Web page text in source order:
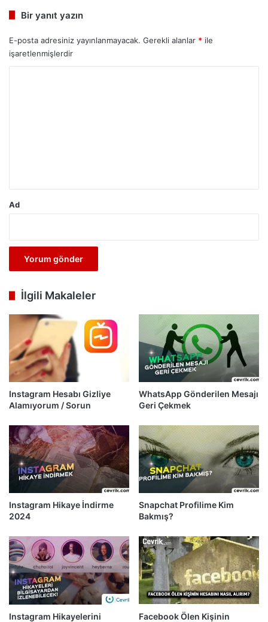
Bir yanıt yazın
E-posta adresiniz yayınlanmayacak. Gerekli alanlar * ile
işaretlenmişlerdir
Ad
İlgili Makaleler
Instagram Hesabı Gizliye
Alamıyorum / Sorun
WhatsApp Gönderilen Mesajı
Geri Çekmek
Instagram Hikaye İndirme
2024
Snapchat Profilime Kim
Bakmış?
Instagram Hikayelerini Facebook Ölen Kişinin